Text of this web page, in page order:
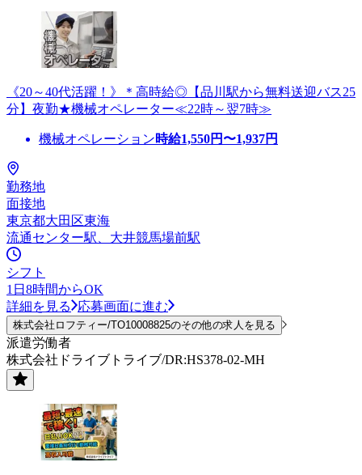
《20～40代活躍！》＊高時給◎【品川駅から無料送迎バス25
分】夜勤★機械オペレーター≪22時～翌7時≫
機械オペレーション時給1,550円〜1,937円
勤務地
面接地
東京都大田区東海
流通センター駅、大井競馬場前駅
シフト
1日8時間からOK
詳細を見る
応募画面に進む
株式会社ロフティー/TO10008825のその他の求人を見る
派遣労働者
株式会社ドライブトライブ/DR:HS378-02-MH